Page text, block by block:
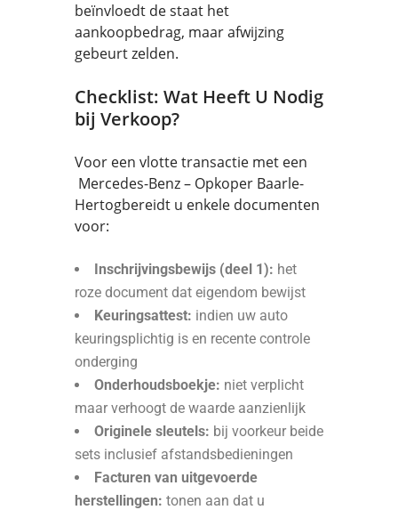
beïnvloedt de staat het
aankoopbedrag, maar afwijzing
gebeurt zelden.
Checklist: Wat Heeft U Nodig
bij Verkoop?
Voor een vlotte transactie met een
Mercedes-Benz – Opkoper Baarle-
Hertogbereidt u enkele documenten
voor:
Inschrijvingsbewijs (deel 1): het
roze document dat eigendom bewijst
Keuringsattest: indien uw auto
keuringsplichtig is en recente controle
onderging
Onderhoudsboekje: niet verplicht
maar verhoogt de waarde aanzienlijk
Originele sleutels: bij voorkeur beide
sets inclusief afstandsbedieningen
Facturen van uitgevoerde
herstellingen: tonen aan dat u